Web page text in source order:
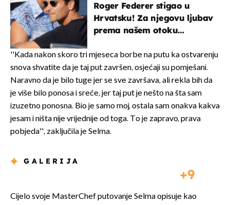
Roger Federer stigao u
Hrvatsku! Za njegovu ljubav
prema našem otoku
Hrvat
''Kada nakon skoro tri mjeseca borbe na putu ka ostvarenju
snova shvatite da je taj put završen, osjećaji su pomješani.
Naravno da je bilo tuge jer se sve završava, ali rekla bih da
je više bilo ponosa i sreće, jer taj put je nešto na šta sam
izuzetno ponosna. Bio je samo moj, ostala sam onakva kakva
jesam i ništa nije vrijednije od toga. To je zapravo, prava
pobjeda'', zaključila je Selma.
GALERIJA
9
Cijelo svoje MasterChef putovanje Selma opisuje kao